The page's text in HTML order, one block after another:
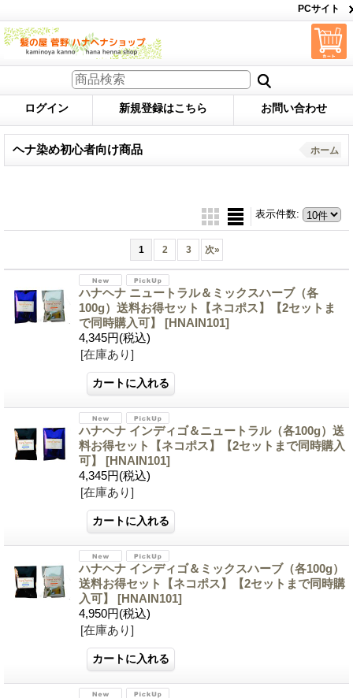
PCサイト
ログイン 新規登録はこちら お問い合わせ
ヘナ染め初心者向け商品 ホーム
表示件数:
1 2 3 次»
ハナヘナ ニュートラル＆ミックスハーブ（各
100g）送料お得セット【ネコポス】【2セットま
で同時購入可】 [HNAIN101]
4,345円(税込)
[在庫あり]
ハナヘナ インディゴ＆ニュートラル（各100g）送
料お得セット【ネコポス】【2セットまで同時購入
可】 [HNAIN101]
4,345円(税込)
[在庫あり]
ハナヘナ インディゴ＆ミックスハーブ（各100g）
送料お得セット【ネコポス】【2セットまで同時購
入可】 [HNAIN101]
4,950円(税込)
[在庫あり]